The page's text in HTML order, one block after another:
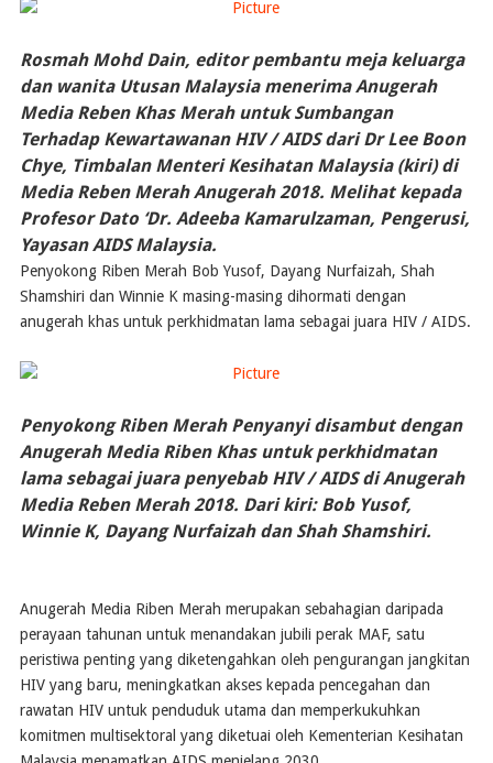
Rosmah Mohd Dain, editor pembantu meja keluarga
dan wanita Utusan Malaysia menerima Anugerah
Media Reben Khas Merah untuk Sumbangan
Terhadap Kewartawanan HIV / AIDS dari Dr Lee Boon
Chye, Timbalan Menteri Kesihatan Malaysia (kiri) di
Media Reben Merah Anugerah 2018. Melihat kepada
Profesor Dato ‘Dr. Adeeba Kamarulzaman, Pengerusi,
Yayasan AIDS Malaysia.
​Penyokong Riben Merah Bob Yusof, Dayang Nurfaizah, Shah
Shamshiri dan Winnie K masing-masing dihormati dengan
anugerah khas untuk perkhidmatan lama sebagai juara HIV / AIDS.
Penyokong Riben Merah Penyanyi disambut dengan
Anugerah Media Riben Khas untuk perkhidmatan
lama sebagai juara penyebab HIV / AIDS di Anugerah
Media Reben Merah 2018. Dari kiri: Bob Yusof,
Winnie K, Dayang Nurfaizah dan Shah Shamshiri.
​Anugerah Media Riben Merah merupakan sebahagian daripada
perayaan tahunan untuk menandakan jubili perak MAF, satu
peristiwa penting yang diketengahkan oleh pengurangan jangkitan
HIV yang baru, meningkatkan akses kepada pencegahan dan
rawatan HIV untuk penduduk utama dan memperkukuhkan
komitmen multisektoral yang diketuai oleh Kementerian Kesihatan